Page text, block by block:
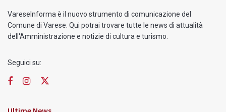
VareseInforma è il nuovo strumento di comunicazione del
Comune di Varese. Qui potrai trovare tutte le news di attualità
dell'Amministrazione e notizie di cultura e turismo.
Seguici su: